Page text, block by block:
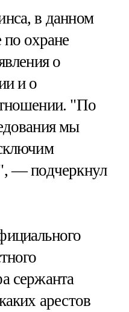
в данном
по охране
о
и о
"По
мы
— подчеркнул
сержанта
арестов